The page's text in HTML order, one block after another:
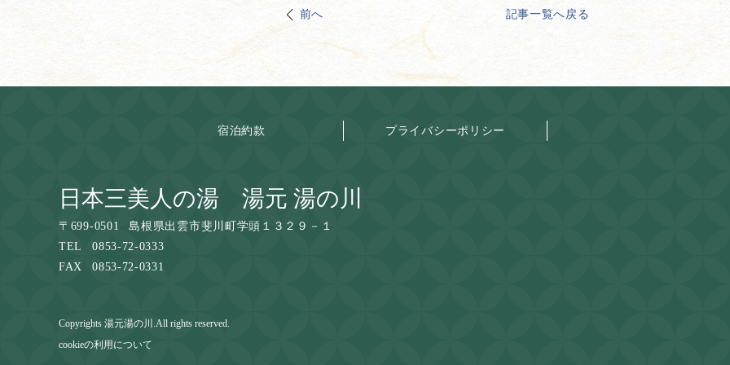
前へ 記事一覧へ戻る
宿泊約款 プライバシーポリシー
日本三美人の湯 湯元 湯の川
〒 699-0501
島根県出雲市斐川町学頭１３２９－１
TEL
0853-72-0333
FAX
0853-72-0331
Copyrights 湯元湯の川.All rights reserved.
cookieの利用について